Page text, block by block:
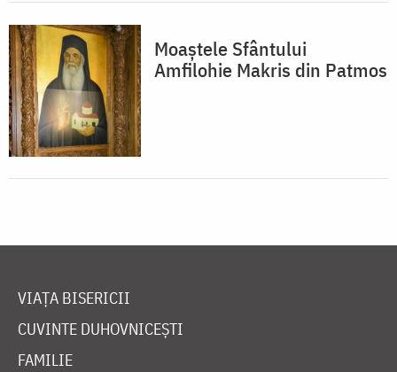
Moaștele Sfântului
Amfilohie Makris din Patmos
VIAȚA BISERICII
CUVINTE DUHOVNICEȘTI
FAMILIE